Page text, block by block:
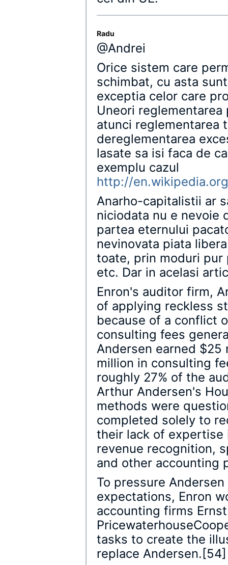
Radu
@Andrei
Orice sistem care
schimbat, cu asta
exceptia celor care
Uneori
atunci reglementarea
dereglementarea
lasate sa isi faca de
exemplu cazul
http://
Anarho-capitalistii ar
niciodata nu e nevoie
partea eternului
nevinovata piata
toate, prin moduri
etc. Dar in acelasi
Enron's auditor firm,
of applying reckless
because of a conflict
consulting fees
Andersen earned $25
million in consulting
roughly 27% of the
Arthur Andersen's
methods were
completed solely to
their lack of expertise
revenue recognition,
and other accounting
To pressure
expectations, Enron
accounting firms
tasks to create the
replace Andersen.[54]